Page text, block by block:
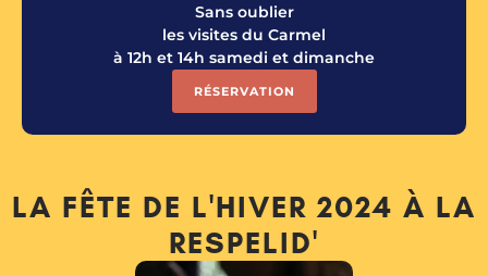
Sans oublier
les visites du Carmel
à 12h et 14h samedi et dimanche
RÉSERVATION
LA FÊTE DE L'HIVER 2024 À LA
RESPELID'